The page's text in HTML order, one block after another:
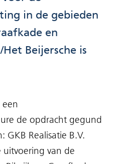
in de gebieden
en
Beijersche is
de opdracht gegund
Realisatie B.V.
uitvoering van de